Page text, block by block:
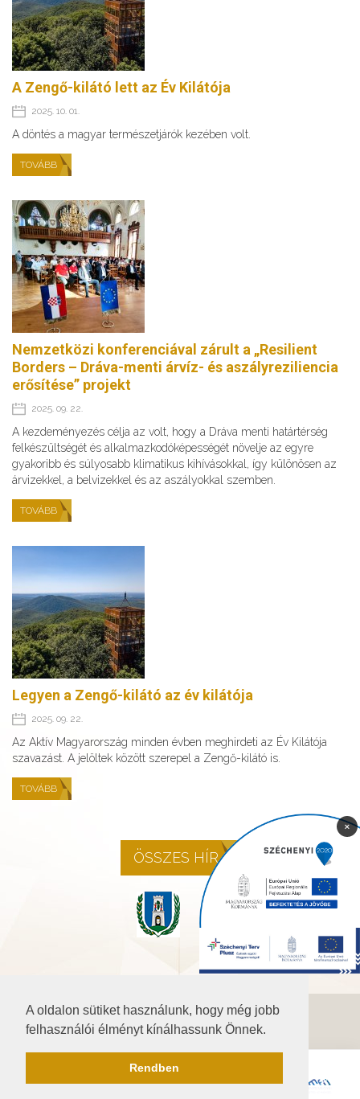
A oldalon sütiket használunk, hogy még jobb
felhasználói élményt kínálhassunk Önnek.
Rendben
A Zengő-kilátó lett az Év Kilátója
2025. 10. 01.
A döntés a magyar természetjárók kezében volt.
TOVÁBB
Nemzetközi konferenciával zárult a „Resilient
Borders – Dráva-menti árvíz- és aszályreziliencia
erősítése” projekt
2025. 09. 22.
A kezdeményezés célja az volt, hogy a Dráva menti határtérség
felkészültségét és alkalmazkodóképességét növelje az egyre
gyakoribb és súlyosabb klimatikus kihívásokkal, így különösen az
árvizekkel, a belvizekkel és az aszályokkal szemben.
TOVÁBB
Legyen a Zengő-kilátó az év kilátója
2025. 09. 22.
Az Aktív Magyarország minden évben meghirdeti az Év Kilátója
szavazást. A jelöltek között szerepel a Zengő-kilátó is.
TOVÁBB
ÖSSZES HÍR
©2026 Baranya.hu
Akadálymentesítési nyilatkozat
×